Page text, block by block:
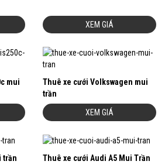
XEM GIÁ
mui
Thuê xe cưới Volkswagen mui
trần
XEM GIÁ
trần Thuê xe cưới Audi A5 Mui Trần